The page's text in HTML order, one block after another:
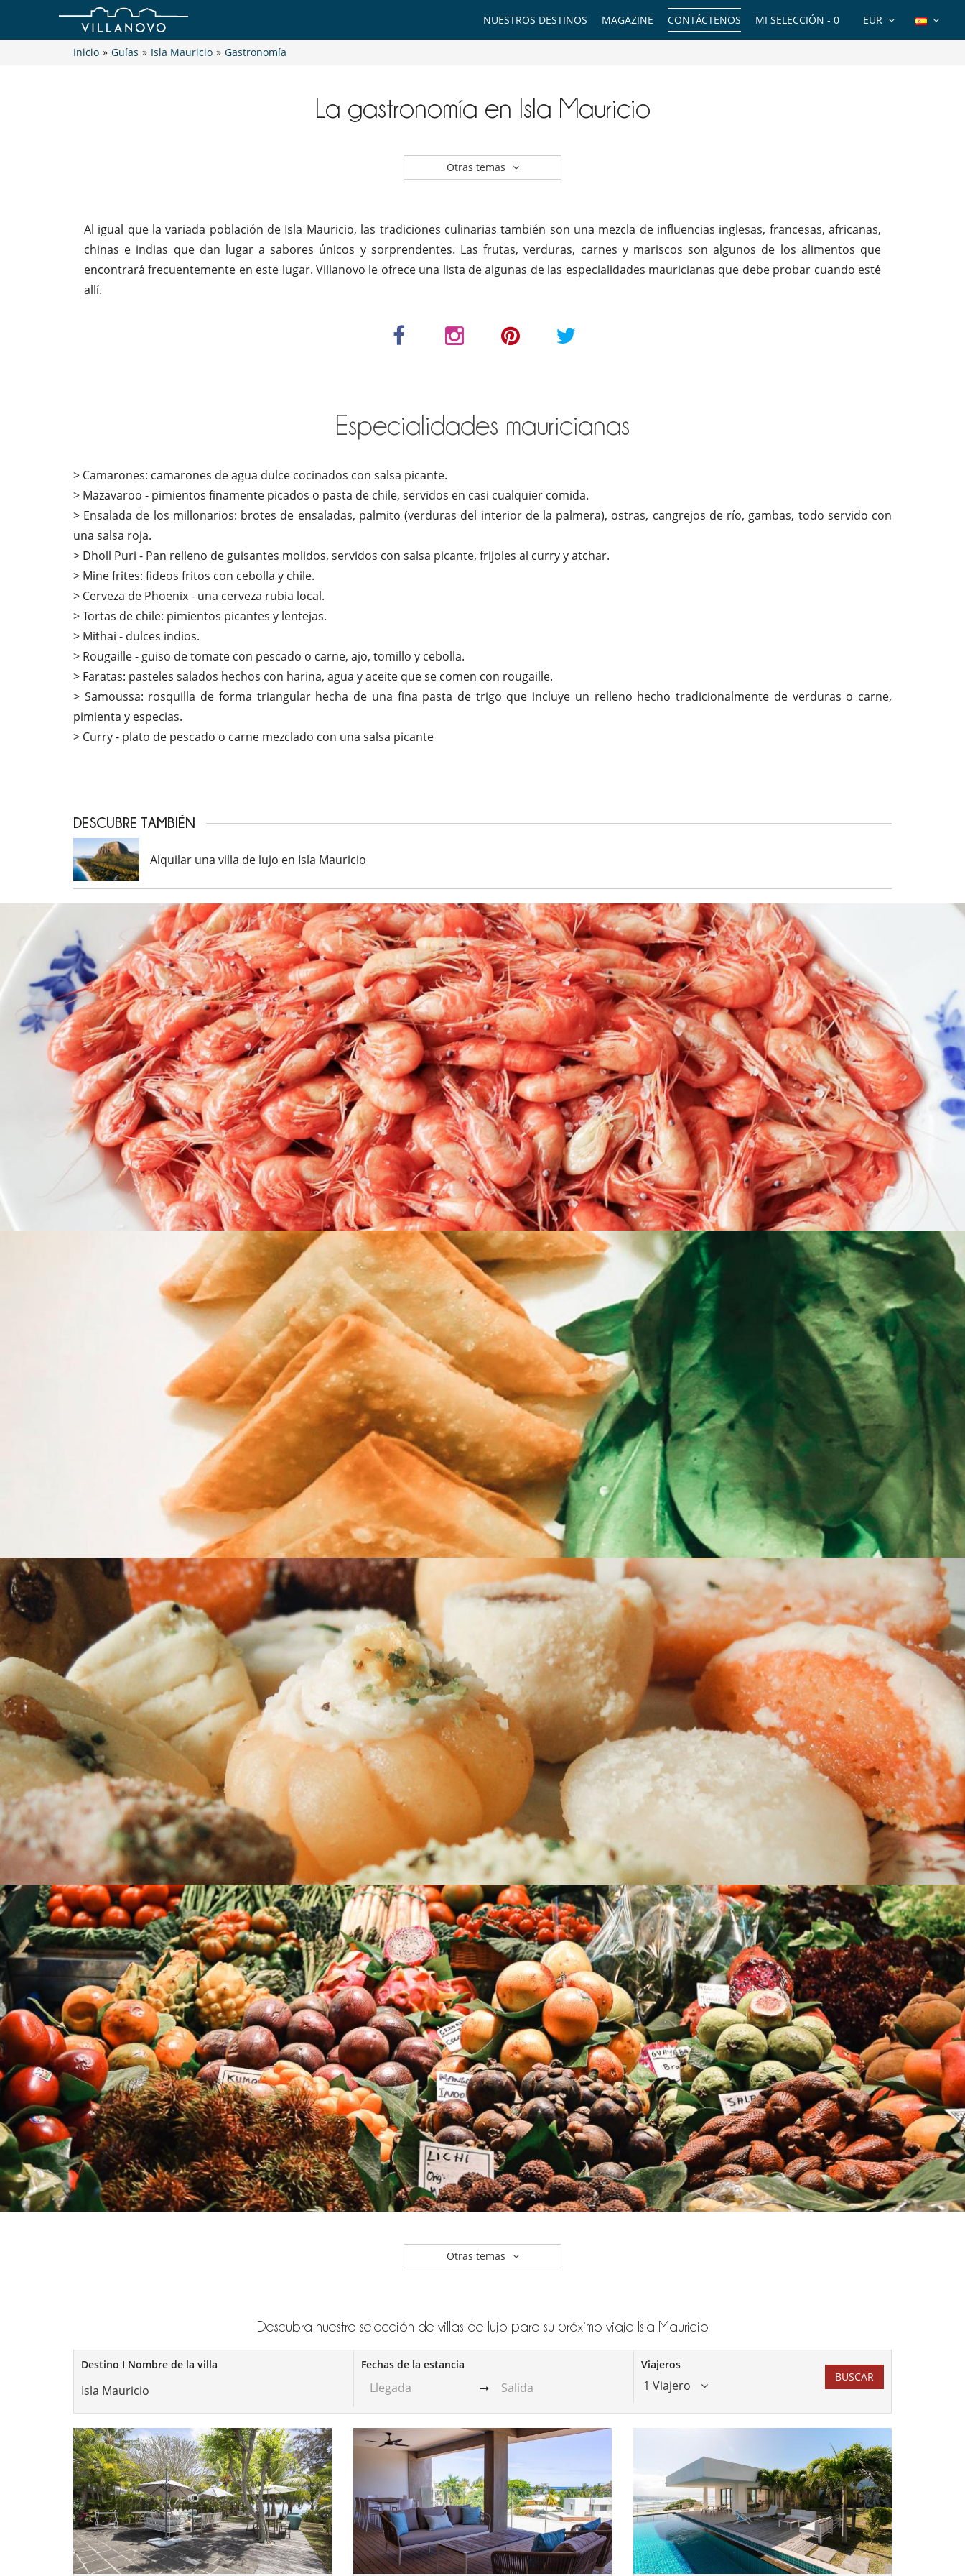
EUR
MI SELECCIÓN - 0
CONTÁCTENOS
MAGAZINE
NUESTROS DESTINOS
Inicio » Guías » Isla Mauricio » Gastronomía
La gastronomía en Isla Mauricio
Otras temas
Al igual que la variada población de Isla Mauricio, las tradiciones culinarias también son una mezcla de influencias inglesas, francesas, africanas,
chinas e indias que dan lugar a sabores únicos y sorprendentes. Las frutas, verduras, carnes y mariscos son algunos de los alimentos que
encontrará frecuentemente en este lugar. Villanovo le ofrece una lista de algunas de las especialidades mauricianas que debe probar cuando esté
allí.
Especialidades mauricianas
> Camarones: camarones de agua dulce cocinados con salsa picante.
> Mazavaroo - pimientos finamente picados o pasta de chile, servidos en casi cualquier comida.
> Ensalada de los millonarios: brotes de ensaladas, palmito (verduras del interior de la palmera), ostras, cangrejos de río, gambas, todo servido con
una salsa roja.
> Dholl Puri - Pan relleno de guisantes molidos, servidos con salsa picante, frijoles al curry y atchar.
> Mine frites: fideos fritos con cebolla y chile.
> Cerveza de Phoenix - una cerveza rubia local.
> Tortas de chile: pimientos picantes y lentejas.
> Mithai - dulces indios.
> Rougaille - guiso de tomate con pescado o carne, ajo, tomillo y cebolla.
> Faratas: pasteles salados hechos con harina, agua y aceite que se comen con rougaille.
> Samoussa: rosquilla de forma triangular hecha de una fina pasta de trigo que incluye un relleno hecho tradicionalmente de verduras o carne,
pimienta y especias.
> Curry - plato de pescado o carne mezclado con una salsa picante
DESCUBRE TAMBIÉN
Alquilar una villa de lujo en Isla Mauricio
Otras temas
Descubra nuestra selección de villas de lujo para su próximo viaje Isla Mauricio
Destino I Nombre de la villa Fechas de la estancia Viajeros
1 Viajero
BUSCAR